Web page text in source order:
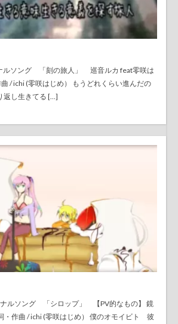
ルソング 「刻の旅人」 巡音ルカ feat零咲は
/ ichi (零咲はじめ） もうどれくらい進んだの
返し生きてる […]
ナルソング 「シロップ」 【PV的なもの】 鏡
・作曲 / ichi (零咲はじめ） 僕のオモイビト 彼